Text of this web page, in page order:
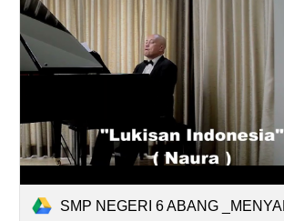
SMP NEGERI 6 ABANG _MENYANYI SOLO_NI KETUT